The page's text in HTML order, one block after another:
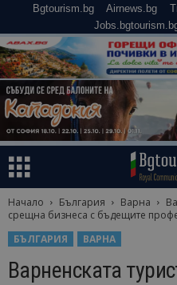
Bgtourism.bg Airnews.bg
Начало България Варна
срещна бизнеса с бъдещите
БЪЛГАРИЯ
ВАРНА
Варненската